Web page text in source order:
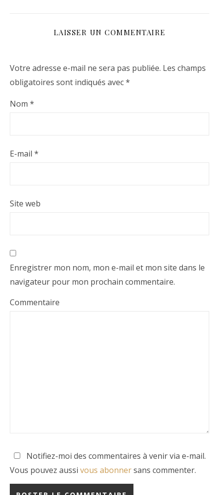
LAISSER UN COMMENTAIRE
Votre adresse e-mail ne sera pas publiée. Les champs
obligatoires sont indiqués avec*
Nom *
E-mail *
Site web
Enregistrer mon nom, mon e-mail et mon site dans le
navigateur pour mon prochain commentaire.
Commentaire
Notifiez-moi des commentaires à venir via e-mail.
Vous pouvez aussi vous abonnersans commenter.